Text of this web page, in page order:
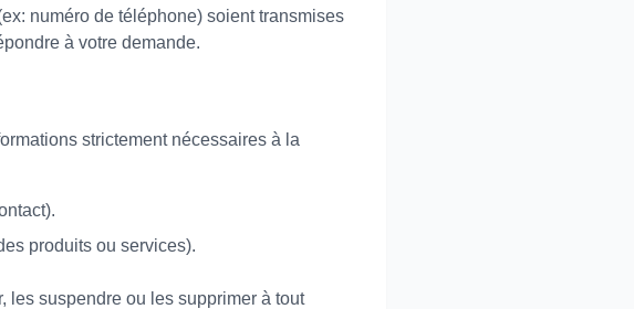
numéro de téléphone) soient transmises
à votre demande.
strictement nécessaires à la
produits ou services).
les suspendre ou les supprimer à tout